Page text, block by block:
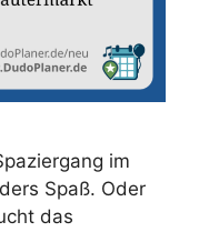
im
Spaß. Oder
das